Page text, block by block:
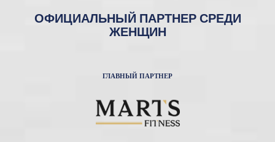
ОФИЦИАЛЬНЫЙ ПАРТНЕР СРЕДИ
ЖЕНЩИН
ГЛАВНЫЙ ПАРТНЕР